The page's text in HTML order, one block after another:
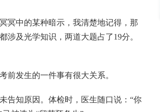
冥中的某种暗示，我清楚地记得，那
涉及光学知识，两道大题占了19分。
前发生的一件事有很大关系。
告知原因。体检时，医生随口说：“你